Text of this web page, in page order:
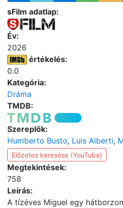
sFilm adatlap:
Év:
2026
értékelés:
0.0
Kategória:
Dráma
TMDB:
Szereplők:
Humberto Busto, Luis Alberti,
Előzetes keresése (YouTube)
Megtekintések:
758
Leírás:
A tízéves Miguel egy